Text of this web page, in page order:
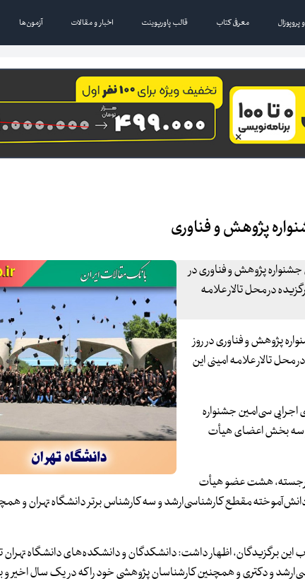
پروپوزال معرفی کتاب قالب پاورپوینت اخبار و مقالات آزمون‌ها
جشنواره پژوهش و فناوری در
برگزیده در محل تالار علامه
پژوهش و فناوری در روز
در محل تالار علامه امینی این
سی‌امین جشنواره
در این دوره از جشنواره ۴۱ برگزیده در سه بخش اعضای هیأت
علمی برجسته، هشت عضو هیأت
این برگزیدگان، اظهار داشت: دانشکدگان و دانشکده‌های دانشگاه تهران
و دکتری و همچنین کارشناسان پژوهشی خود را که در یک سال اخیر و